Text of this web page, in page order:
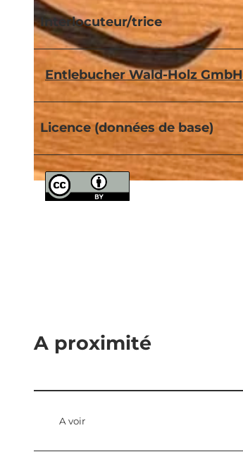
© UNESCO Biosphäre Entlebuch | CC-BY-NC-ND
© UNESCO Biosphäre Entlebuch |
Interlocuteur/trice
Entlebucher Wald-Holz GmbH
Licence (données de base)
A proximité
A voir